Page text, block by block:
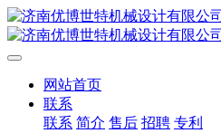
网站首页
联系
联系 简介 售后 招聘 专利